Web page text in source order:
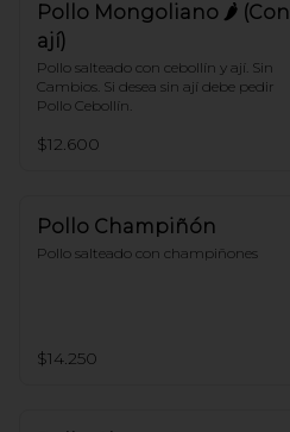
Pollo Mongoliano 🌶 (Con
ají)
Pollo salteado con cebollín y ají. Sin
Cambios. Si desea sin ají debe pedir
Pollo Cebollín.
$12.600
Pollo Champiñón
Pollo salteado con champiñones
$14.250